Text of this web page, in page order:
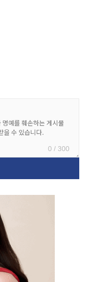
0 / 300